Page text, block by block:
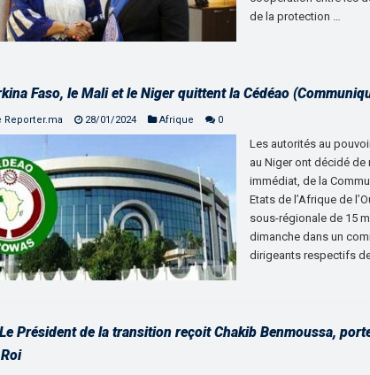
de la protection …
Faso, le Mali et le Niger quittent la Cédéao
Reporter.ma 28/01/2024 Afrique 0
Les autorités au
au Niger ont décidé de
immédiat, de la
Etats de l’Afrique de
sous-régionale de 15
dimanche dans un
dirigeants respectifs
Président de la transition reçoit Chakib Benmoussa,